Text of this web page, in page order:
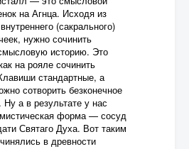
на Агнца. Исходя из
(сакрального)
нужно сочинить
историю. Это
на рояле сочинить
стандартные, а
сотворить безконечное
а в результате у нас
форма — сосуд
Святаго Духа. Вот таким
в древности